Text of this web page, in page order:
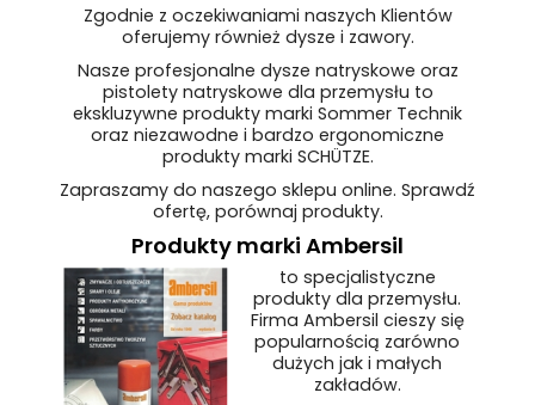
Zgodnie z oczekiwaniami naszych Klientów
oferujemy również dysze i zawory.
Nasze profesjonalne dysze natryskowe oraz
pistolety natryskowe dla przemysłu to
ekskluzywne produkty marki Sommer Technik
oraz niezawodne i bardzo ergonomiczne
produkty marki SCHÜTZE.
Zapraszamy do naszego sklepu online. Sprawdź
ofertę, porównaj produkty.
Produkty marki Ambersil
to specjalistyczne
produkty dla przemysłu.
Firma Ambersil cieszy się
popularnością zarówno
dużych jak i małych
zakładów.